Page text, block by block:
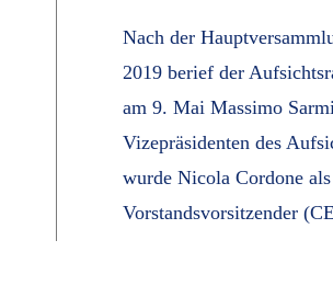
Nach der
2019 berief der
am 9. Mai Massimo
Vizepräsidenten des
wurde Nicola Cordone als
Vorstandsvorsitzender